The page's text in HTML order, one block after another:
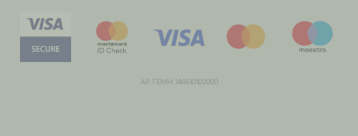
ΑΡ. ΓΕΜΗ: 146610102000